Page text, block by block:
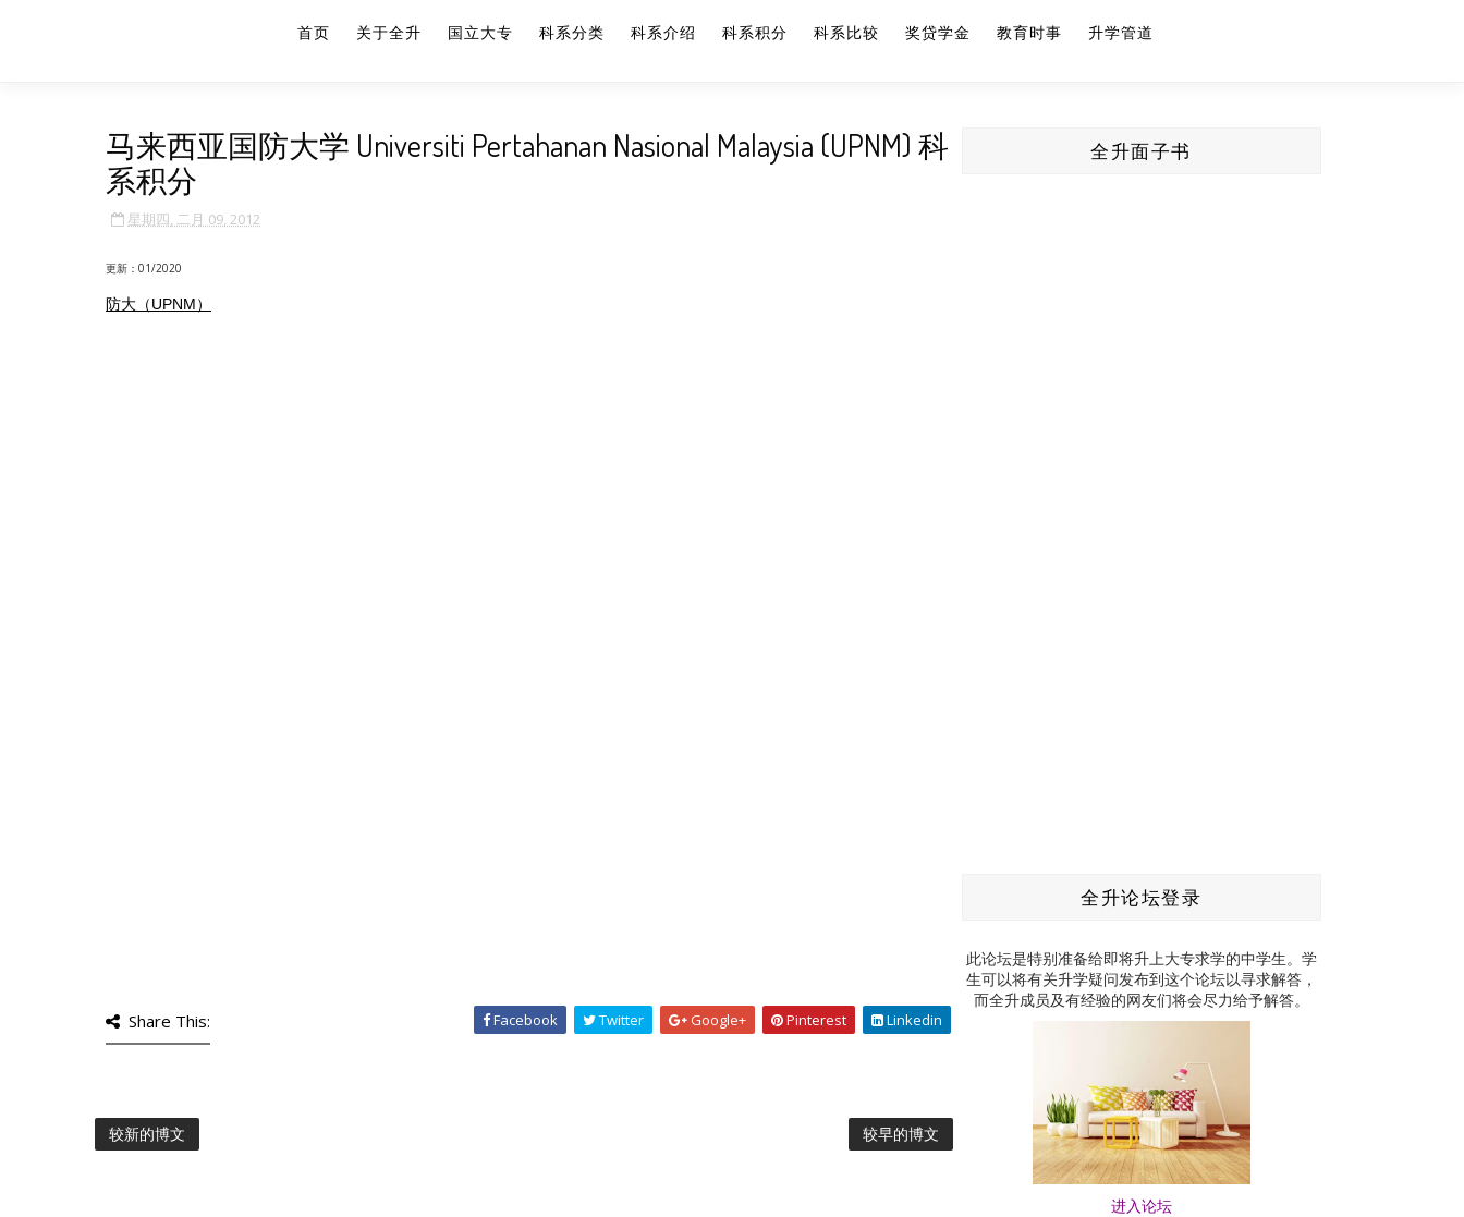
首页 关于全升 国立大专 科系分类 科系介绍 科系积分 科系比较 奖贷学金 教育时事 升学管道
马来西亚国防大学 Universiti Pertahanan Nasional Malaysia (UPNM) 科
系积分
星期四, 二月 09, 2012
更新：01/2020
防大（UPNM）
Share This: Facebook Twitter Google+ Pinterest Linkedin
较新的博文 较早的博文
全升面子书
全升论坛登录
此论坛是特别准备给即将升上大专求学的中学生。学
生可以将有关升学疑问发布到这个论坛以寻求解答，
而全升成员及有经验的网友们将会尽力给予解答。
进入论坛